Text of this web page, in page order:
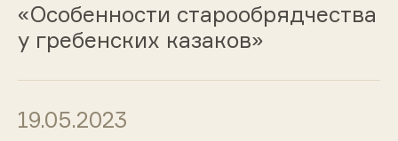
«Особенности старообрядчества
у гребенских казаков»
19.05.2023